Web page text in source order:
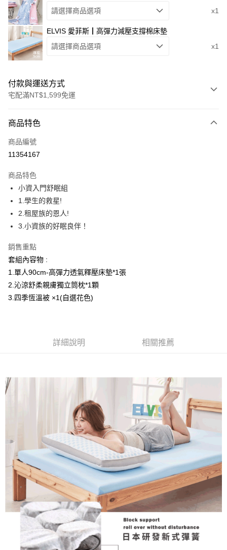
請選擇商品選項
x1
ELVIS 愛菲斯┃高彈力減壓支撐棉床墊
請選擇商品選項
x1
付款與運送方式
宅配滿NT$1,599免運
信用卡一次付款
LINE Pay
街口支付
悠遊付
Google Pay
全盈+PAY
物流宅配
每筆NT$150，滿NT$1,599(含以上)免運費
商品特色
商品編號
11354167
商品特色
小資入門舒眠組
1.學生的救星!
2.租屋族的恩人!
3.小資族的好眠良伴！
銷售重點
套組內容物 :
1.單人90cm-高彈力透氣釋壓床墊*1張
2.沁涼舒柔親膚獨立筒枕*1顆
3.四季恆溫被 ×1(自選花色)
詳細說明 相關推薦